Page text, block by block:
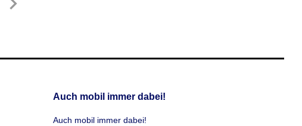
Auch mobil immer dabei!
Auch mobil immer dabei!